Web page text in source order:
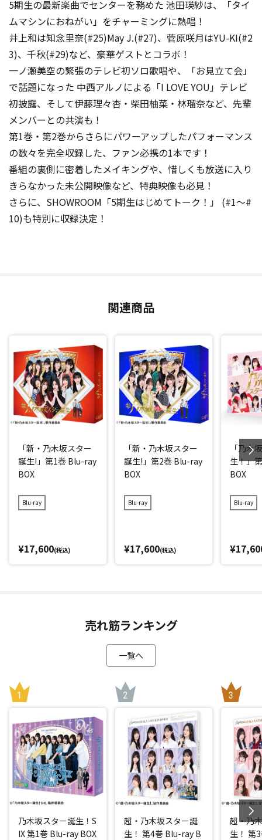
5期生の最新楽曲でセンターを務めた 池田瑛紗は、「タイ
ムマシンにおねがい」をチャーミングに熱唱！
井上和は知念里奈(#25)May J.(#27)、菅原咲月はYU-KI(#2
3)、千秋(#29)など、豪華ゲストとコラボ！
一ノ瀬美空の緊張のテレビ初ソロ歌唱や、「お見立て会」
で話題になった 中西アルノによる「I LOVE YOU」テレビ
初披露、そして伊藤理々杏・柴田柚菜・林瑠奈など、先輩
メンバーとの共演も！
第1巻・第2巻からさらにパワーアップしたパフォーマンス
の数々を完全収録した、ファン必携の1本です！
番組の裏側に密着したメイキングや、惜しくも放送に入り
きらなかった未公開映像など、特典映像も必見！
さらに、SHOWROOM「5期生はじめてトーク！」 (#1〜#
10)も特別に収録決定！
関連商品
「新・乃木坂スター
誕生!」第1巻 Blu-ray
BOX
Blu-ray
¥17,600(税込)
「新・乃木坂スター
誕生!」第2巻 Blu-ray
BOX
Blu-ray
¥17,600(税込)
「乃木
生！」
BOX
Blu-ray
売れ筋ランキング
一覧へ
乃木坂スター誕生！S
IX 第1巻 Blu-ray BOX
超・乃木坂スター誕
生！ 第4巻 Blu-ray B
超・乃
生！ 第